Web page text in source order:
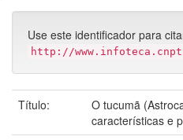
Use este identificador para
http://
Título:
O tucumã
características e